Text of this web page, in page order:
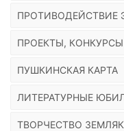
ПРОТИВОДЕЙСТВИЕ
ПРОЕКТЫ, КОНКУРСЫ
ПУШКИНСКАЯ КАРТА
ЛИТЕРАТУРНЫЕ
ТВОРЧЕСТВО